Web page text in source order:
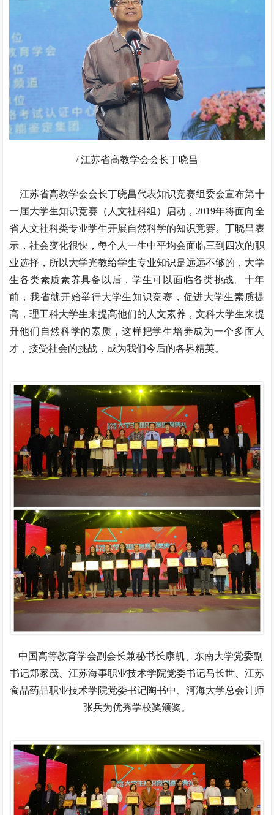
/ 江苏省高教学会会长丁晓昌
江苏省高教学会会长丁晓昌代表知识竞赛组委会宣布第十
一届大学生知识竞赛（人文社科组）启动，2019年将面向全
省人文社科类专业学生开展自然科学的知识竞赛。丁晓昌表
示，社会变化很快，每个人一生中平均会面临三到四次的职
业选择，所以大学光教给学生专业知识是远远不够的，大学
生各类素质素养具备以后，学生可以面临各类挑战。十年
前，我省就开始举行大学生知识竞赛，促进大学生素质提
高，理工科大学生来提高他们的人文素养，文科大学生来提
升他们自然科学的素质，这样把学生培养成为一个多面人
才，接受社会的挑战，成为我们今后的各界精英。
中国高等教育学会副会长兼秘书长康凯、东南大学党委副
书记郑家茂、江苏海事职业技术学院党委书记马长世、江苏
食品药品职业技术学院党委书记陶书中、河海大学总会计师
张兵为优秀学校奖颁奖。